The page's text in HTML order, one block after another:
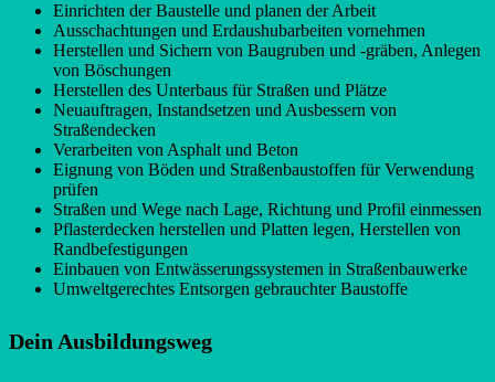
Einrichten der Baustelle und planen der Arbeit
Ausschachtungen und Erdaushubarbeiten vornehmen
Herstellen und Sichern von Baugruben und -gräben, Anlegen
von Böschungen
Herstellen des Unterbaus für Straßen und Plätze
Neuauftragen, Instandsetzen und Ausbessern von
Straßendecken
Verarbeiten von Asphalt und Beton
Eignung von Böden und Straßenbaustoffen für Verwendung
prüfen
Straßen und Wege nach Lage, Richtung und Profil einmessen
Pflasterdecken herstellen und Platten legen, Herstellen von
Randbefestigungen
Einbauen von Entwässerungssystemen in Straßenbauwerke
Umweltgerechtes Entsorgen gebrauchter Baustoffe
Dein Ausbildungsweg